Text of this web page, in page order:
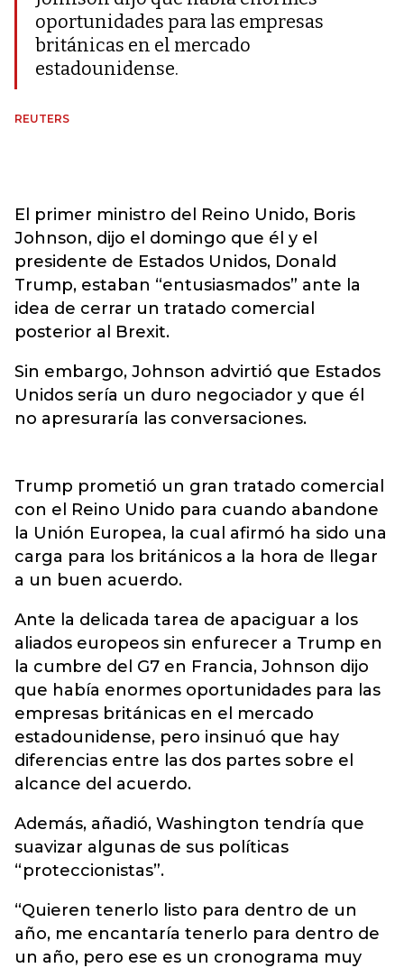
oportunidades para las empresas
británicas en el mercado
estadounidense.
REUTERS
El primer ministro del Reino Unido, Boris
Johnson, dijo el domingo que él y el
presidente de Estados Unidos, Donald
Trump, estaban “entusiasmados” ante la
idea de cerrar un tratado comercial
posterior al Brexit.
Sin embargo, Johnson advirtió que Estados
Unidos sería un duro negociador y que él
no apresuraría las conversaciones.
Trump prometió un gran tratado comercial
con el Reino Unido para cuando abandone
la Unión Europea, la cual afirmó ha sido una
carga para los británicos a la hora de llegar
a un buen acuerdo.
Ante la delicada tarea de apaciguar a los
aliados europeos sin enfurecer a Trump en
la cumbre del G7 en Francia, Johnson dijo
que había enormes oportunidades para las
empresas británicas en el mercado
estadounidense, pero insinuó que hay
diferencias entre las dos partes sobre el
alcance del acuerdo.
Además, añadió, Washington tendría que
suavizar algunas de sus políticas
“proteccionistas”.
“Quieren tenerlo listo para dentro de un
año, me encantaría tenerlo para dentro de
un año, pero ese es un cronograma muy